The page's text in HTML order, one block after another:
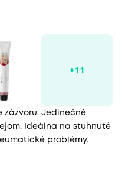
zázvoru. Jedinečné
Ideálna na stuhnuté
problémy.